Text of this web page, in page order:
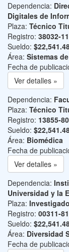
Dependencia:
Digitales de
Plaza: Técnico
Registro: 38032-11
Sueldo:
Área: Sistemas
Fecha de
Ver detalles »
Dependencia:
Plaza: Técnico
Registro: 13855-80
Sueldo:
Área: Biomédica
Fecha de
Ver detalles »
Dependencia:
Universidad y la
Plaza:
Registro: 00311-81
Sueldo:
Área: Diversidad
Fecha de